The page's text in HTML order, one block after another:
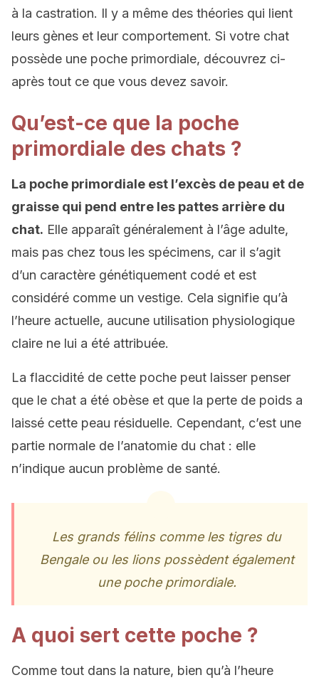
à la castration. Il y a même des théories qui lient
leurs gènes et leur comportement. Si votre chat
possède une poche primordiale, découvrez ci-
après tout ce que vous devez savoir.
Qu’est-ce que la poche
primordiale des chats ?
La poche primordiale est l’excès de peau et de
graisse qui pend entre les pattes arrière du
chat. Elle apparaît généralement à l’âge adulte,
mais pas chez tous les spécimens, car il s’agit
d’un caractère génétiquement codé et est
considéré comme un vestige. Cela signifie qu’à
l’heure actuelle, aucune utilisation physiologique
claire ne lui a été attribuée.
La flaccidité de cette poche peut laisser penser
que le chat a été obèse et que la perte de poids a
laissé cette peau résiduelle. Cependant, c’est une
partie normale de l’anatomie du chat : elle
n’indique aucun problème de santé.
Les grands félins comme les tigres du
Bengale ou les lions possèdent également
une poche primordiale.
A quoi sert cette poche ?
Comme tout dans la nature, bien qu’à l’heure